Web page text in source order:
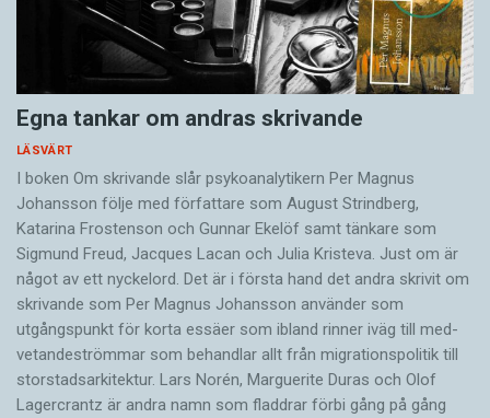
Egna tankar om andras skrivande
LÄSVÄRT
I boken Om skrivande slår psykoanalytikern Per Magnus
Johansson följe med författare som August Strindberg,
Katarina Frostenson och Gunnar Ekelöf samt tänkare som
Sigmund Freud, Jacques Lacan och Julia Kristeva. Just om är
något av ett nyckelord. Det är i första hand det andra skrivit om
skrivande som Per Magnus Johansson använder som
utgångspunkt för korta essäer som ibland rinner iväg till med­
vetandeströmmar som behandlar allt från migrationspolitik till
storstadsarkitektur. Lars Norén, Marguerite Duras och Olof
Lagercrantz är andra namn som fladdrar förbi gång på gång